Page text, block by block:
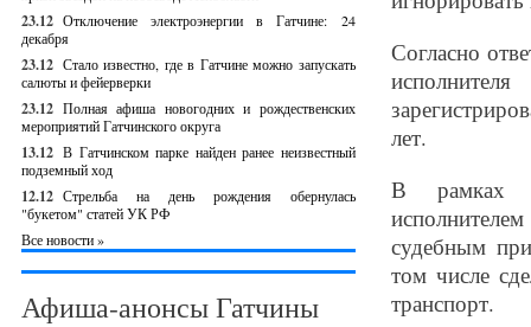
23.12 Отключение электроэнергии в Гатчине: 24
декабря
23.12 Стало известно, где в Гатчине можно запускать
салюты и фейерверки
23.12 Полная афиша новогодних и рождественских
мероприятий Гатчинского округа
13.12 В Гатчинском парке найден ранее неизвестный
подземный ход
12.12 Стрельба на день рождения обернулась
"букетом" статей УК РФ
Все новости »
Афиша-анонсы Гатчины
Согласно
лет.
В рамках
судебным
том числе
транспорт.